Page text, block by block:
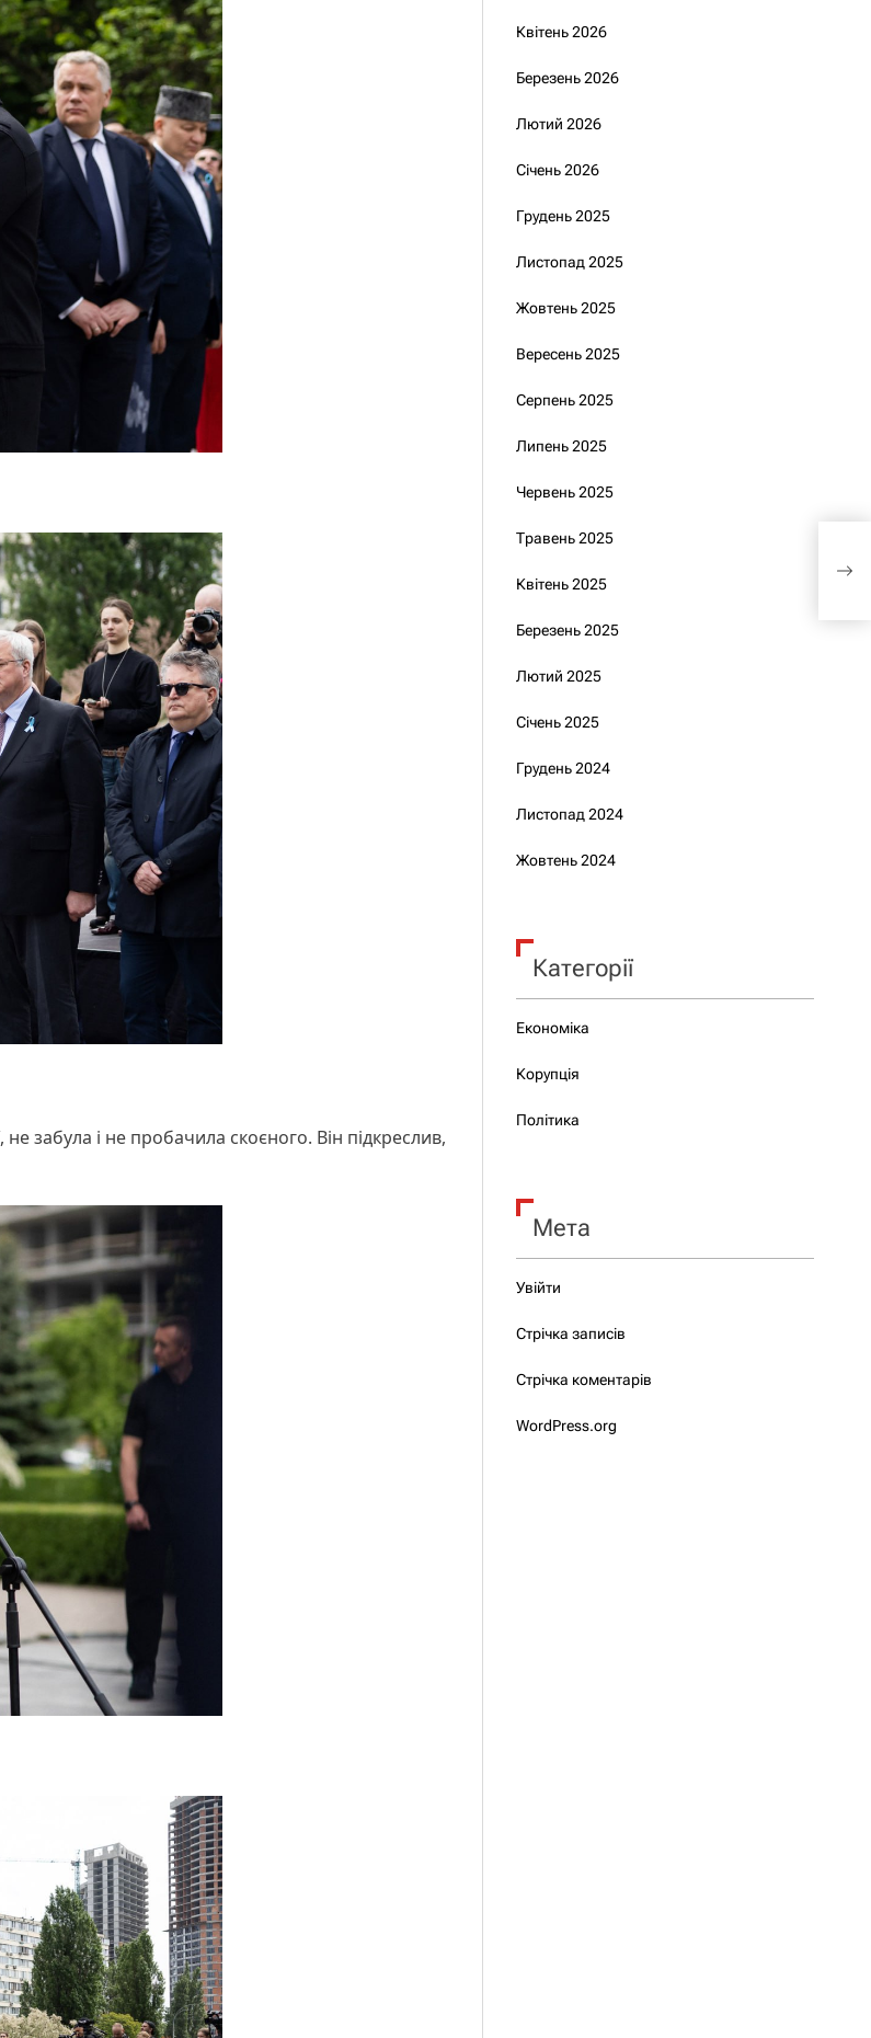
забула і не пробачила скоєного. Він підкреслив,
Квітень 2026
Березень 2026
Лютий 2026
Січень 2026
Грудень 2025
Листопад 2025
Жовтень 2025
Вересень 2025
Серпень 2025
Липень 2025
Червень 2025
Травень 2025
Квітень 2025
Березень 2025
Лютий 2025
Січень 2025
Грудень 2024
Листопад 2024
Жовтень 2024
Категорії
Економіка
Корупція
Політика
Мета
Увійти
Стрічка записів
Стрічка коментарів
WordPress.org